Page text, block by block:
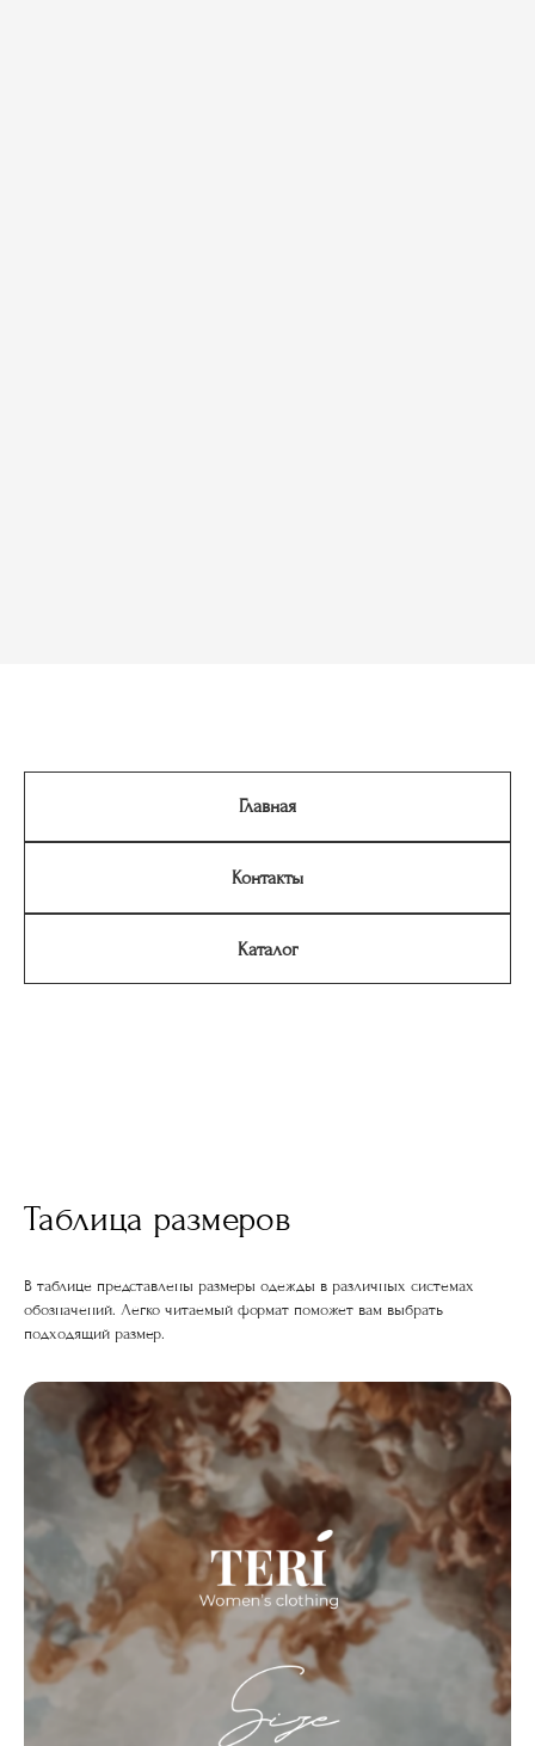
Главная
Контакты
Каталог
Таблица размеров
В таблице представлены размеры одежды в различных системах
обозначений. Легко читаемый формат поможет вам выбрать
подходящий размер.